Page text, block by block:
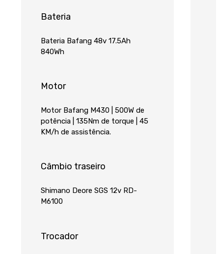
Bateria
Bateria Bafang 48v 17.5Ah
840Wh
Motor
Motor Bafang M430 | 500W de
potência | 135Nm de torque | 45
KM/h de assistência.
Câmbio traseiro
Shimano Deore SGS 12v RD-
M6100
Trocador